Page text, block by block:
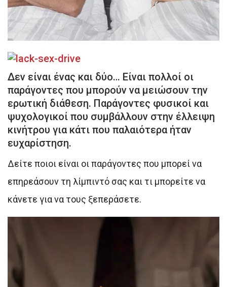
Δεν είναι ένας και δύο… Είναι πολλοί οι
παράγοντες που μπορούν να μειώσουν την
ερωτική διάθεση. Παράγοντες φυσικοί και
ψυχολογικοί που συμβάλλουν στην έλλειψη
κινήτρου για κάτι που παλαιότερα ήταν
ευχαρίστηση.
Δείτε ποιοι είναι οι παράγοντες που μπορεί να
επηρεάσουν τη λίμπιντό σας και τι μπορείτε να
κάνετε για να τους ξεπεράσετε.